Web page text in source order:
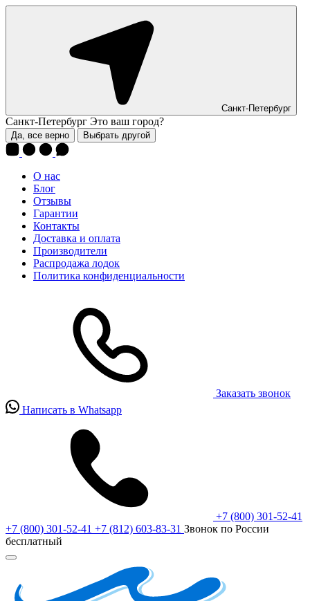
Санкт-Петербург
Санкт-Петербург Это ваш город?
Да, все верно Выбрать другой
О нас
Блог
Отзывы
Гарантии
Контакты
Доставка и оплата
Производители
Распродажа лодок
Политика конфиденциальности
Заказать звонок
Написать в Whatsapp
+7 (800) 301-52-41
+7 (800) 301-52-41 +7 (812) 603-83-31 Звонок по России
бесплатный